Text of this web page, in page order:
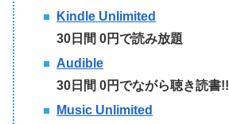
Kindle Unlimited
30日間 0円で読み放題
Audible
30日間0円でながら聴き読書!!
Music Unlimited